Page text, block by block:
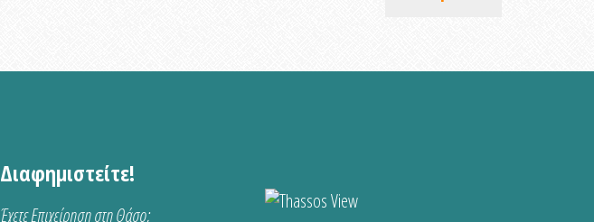
Διαφημιστείτε!
Έχετε Επιχείρηση στη Θάσο;